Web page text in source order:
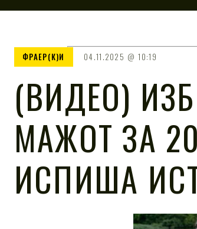
ФРАЕР(К)И 04.11.2025 10:19
(ВИДЕО)
МАЖОТ ЗА
ИСПИША